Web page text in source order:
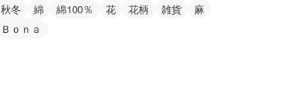
秋冬
綿 綿100％ 花 花柄 雑貨
麻
Ｂｏｎａ